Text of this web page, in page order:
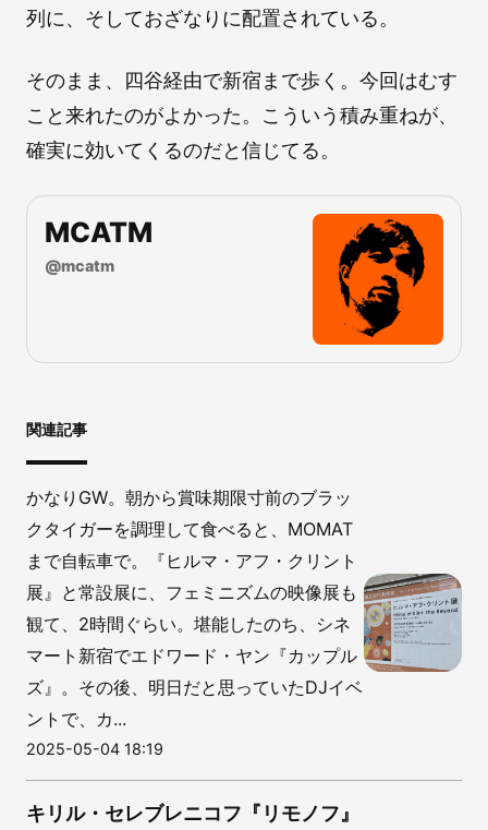
列に、そしておざなりに配置されている。
そのまま、四谷経由で新宿まで歩く。今回はむす
こと来れたのがよかった。こういう積み重ねが、
確実に効いてくるのだと信じてる。
MCATM
@mcatm
関連記事
かなりGW。朝から賞味期限寸前のブラッ
クタイガーを調理して食べると、MOMAT
まで自転車で。『ヒルマ・アフ・クリント
展』と常設展に、フェミニズムの映像展も
観て、2時間ぐらい。堪能したのち、シネ
マート新宿でエドワード・ヤン『カップル
ズ』。その後、明日だと思っていたDJイベ
ントで、カ...
2025-05-04 18:19
キリル・セレブレニコフ『リモノフ』